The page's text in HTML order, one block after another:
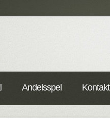
Andelsspel